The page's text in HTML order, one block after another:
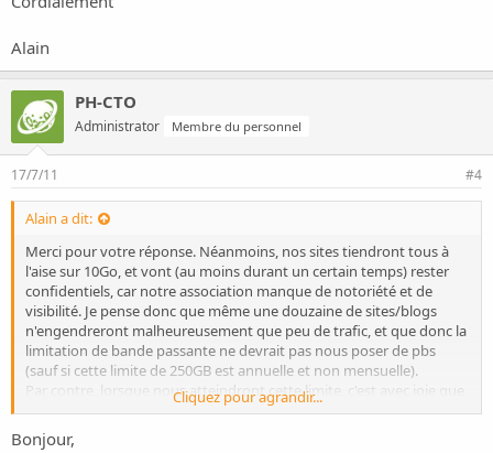
Alain
PH-CTO
Administrator Membre du personnel
17/7/11 #4
Alain a dit:
Merci pour votre réponse. Néanmoins, nos sites tiendront tous à
l'aise sur 10Go, et vont (au moins durant un certain temps) rester
confidentiels, car notre association manque de notoriété et de
visibilité. Je pense donc que même une douzaine de sites/blogs
n'engendreront malheureusement que peu de trafic, et que donc la
limitation de bande passante ne devrait pas nous poser de pbs
(sauf si cette limite de 250GB est annuelle et non mensuelle).
Par contre, lorsque nous atteindront cette limite, c'est avec joie que
nous souscrirons au plan supérieur, car cela signifiera que nous
commencerons enfin a avoir l'audience que nous méritons.
Cliquez pour agrandir...
Bonjour,